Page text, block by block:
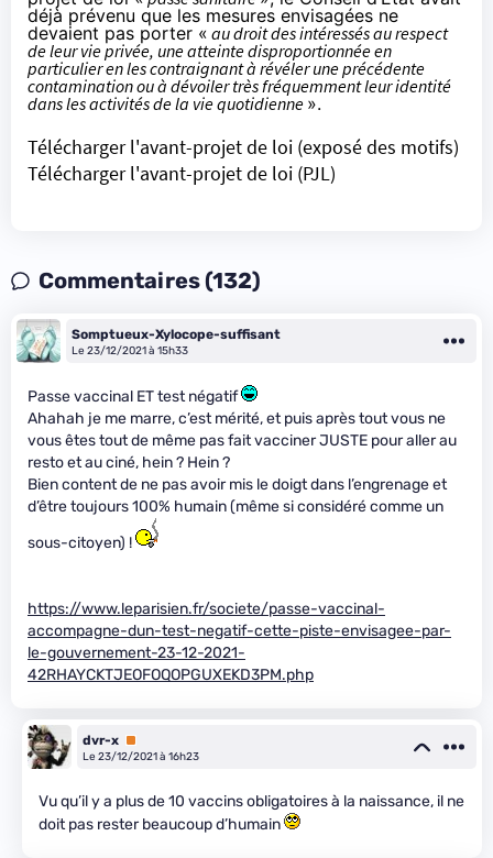
déjà prévenu que les mesures envisagées ne
devaient pas porter « au droit des intéressés au respect
de leur vie privée, une atteinte disproportionnée en
particulier en les contraignant à révéler une précédente
contamination ou à dévoiler très fréquemment leur identité
dans les activités de la vie quotidienne ».
Télécharger l'avant-projet de loi (exposé des motifs)
Télécharger l'avant-projet de loi (PJL)
Commentaires (132)
Somptueux-Xylocope-suffisant
Le 23/12/2021 à 15h33
Passe vaccinal ET test négatif
Ahahah je me marre, c’est mérité, et puis après tout vous ne
vous êtes tout de même pas fait vacciner JUSTE pour aller au
resto et au ciné, hein ? Hein ?
Bien content de ne pas avoir mis le doigt dans l’engrenage et
d’être toujours 100% humain (même si considéré comme un
sous-citoyen) !
https://www.leparisien.fr/societe/passe-vaccinal-
accompagne-dun-test-negatif-cette-piste-envisagee-par-
le-gouvernement-23-12-2021-
42RHAYCKTJEOFOQOPGUXEKD3PM.php
dvr-x Premium
Le 23/12/2021 à 16h23
Vu qu’il y a plus de 10 vaccins obligatoires à la naissance, il ne
doit pas rester beaucoup d’humain